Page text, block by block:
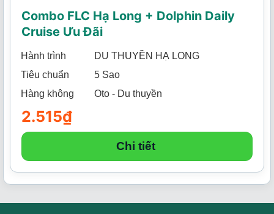
Combo FLC Hạ Long + Dolphin Daily
Cruise Ưu Đãi
Hành trình
DU THUYỀN HẠ LONG
Tiêu chuẩn
5 Sao
Hàng không
Oto - Du thuyền
2.515₫
Chi tiết